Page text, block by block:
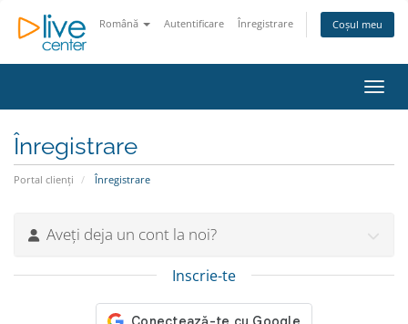
Română Autentificare Înregistrare Coșul meu
Înregistrare
Portal clienți Înregistrare
Aveți deja un cont la noi?
Inscrie-te